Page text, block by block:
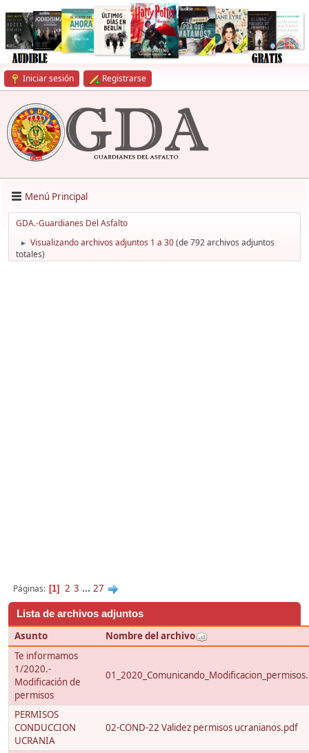
Iniciar sesión Registrarse
Menú Principal
GDA.-Guardianes Del Asfalto
► Visualizando archivos adjuntos 1 a 30(de 792 archivos adjuntos
totales)
Páginas 1 2 3 ... 27
Lista de archivos adjuntos
Asunto
Nombre del archivo
Te informamos
1/2020.-
Modificación de
permisos
PERMISOS
CONDUCCION
UCRANIA
02-COND-22 Validez permisos ucranianos.pdf